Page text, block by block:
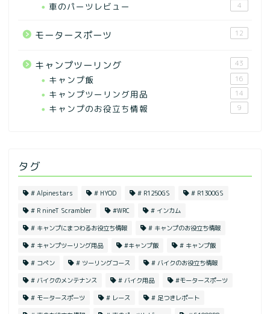
車のパーツレビュー 4
モータースポーツ 12
キャンプツーリング 43
キャンプ飯 16
キャンプツーリング用品 14
キャンプのお役立ち情報 9
タグ
# Alpinestars # HYOD # R1250GS # R1300GS
# R nineT Scrambler #WRC # インカム
# キャンプにまつわるお役立ち情報 # キャンプのお役立ち情報
# キャンプツーリング用品 #キャンプ飯 # キャンプ飯
# コペン # ツーリングコース # バイクのお役立ち情報
# バイクのメンテナンス # バイク用品 #モータースポーツ
# モータースポーツ # レース # 足つきレポート